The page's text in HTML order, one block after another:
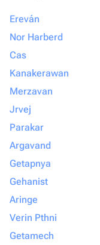
Ereván
Nor Harberd
Cas
Kanakerawan
Merzavan
Jrvej
Parakar
Argavand
Getapnya
Gehanist
Aringe
Verin Pthni
Getamech